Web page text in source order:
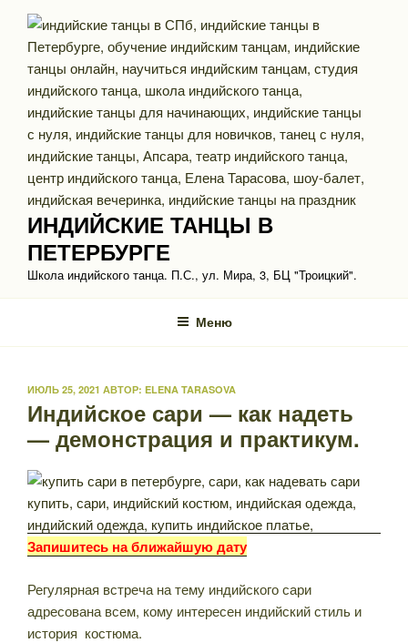
Перейти
содержимому
ИНДИЙСКИЕ ТАНЦЫ В
ПЕТЕРБУРГЕ
Школа индийского танца. П.С., ул. Мира, 3, БЦ "Троицкий".
Меню
ОПУБЛИКОВАНО
ИЮЛЬ 25, 2021 АВТОР: ELENA TARASOVA
Индийское сари — как надеть
— демонстрация и практикум.
Запишитесь на ближайшую дату
Регулярная встреча на тему индийского сари
адресована всем, кому интересен индийский стиль и
история костюма.